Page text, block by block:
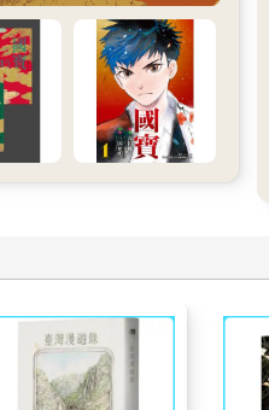
些孩子，特別是那些父親是美
國。共產黨或共產黨統治下的
等那些文件一一辦妥。」
看她們的孩子嗎？」阿良問。
太晚了。那個小蘭還在這
不知道。」